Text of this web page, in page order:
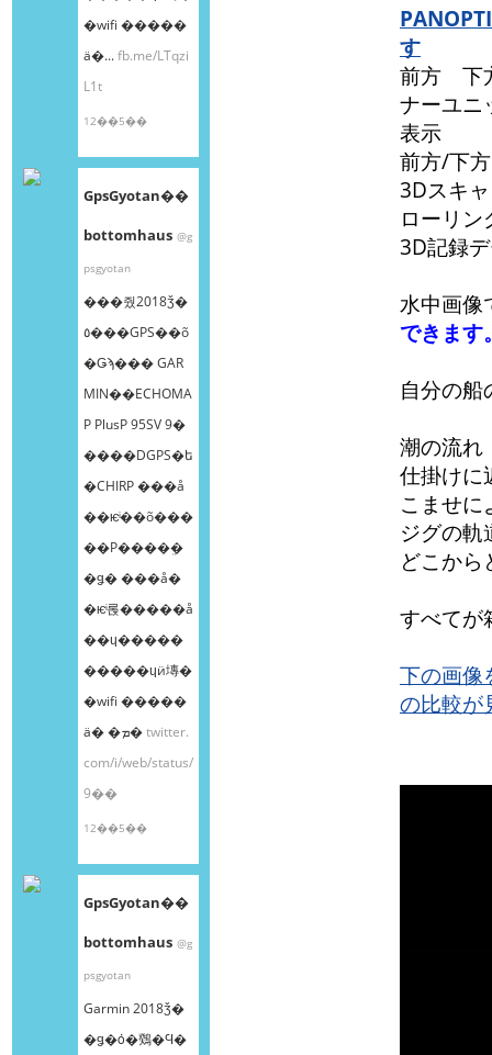
�wifi �����
ä�...fb.me/LTqzi
L1t
12��5��
GpsGyotan��
bottomhaus @g
psgyotan
���줬2018ǯ�
٥���GPS��õ
�Ǥϡ��� GAR
MIN��ECHOMA
P PlusP 95SV 9�
����DGPS�ե
�CHIRP ���å
��ѥͥ��õ���
��Ρ����ܸ�
�ǥ� ���å�
�ѥͥ롡�����å
��ɥ�����
�����ɥӥ塼�
�wifi �����
ä� �ܡ�twitter.
com/i/web/status/
9��
12��5��
GpsGyotan��
bottomhaus @g
psgyotan
Garmin 2018ǯ�
�ǥ�ȯ�䳫�Ϥ�
す
前方 下
ナーユ
表示
前方/下
3Dスキ
ローリ
3D記録
水中画像
できます
自分の船
潮の流れ
仕掛けに
こませに
ジグの軌
どこか
すべてが
下の画像
の比較が